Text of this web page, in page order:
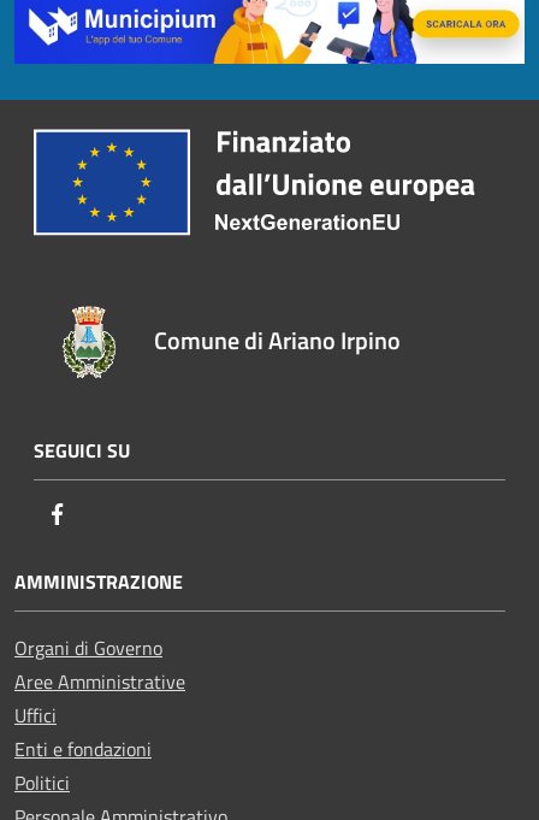
Comune di Ariano Irpino
SEGUICI SU
AMMINISTRAZIONE
Organi di Governo
Aree Amministrative
Uffici
Enti e fondazioni
Politici